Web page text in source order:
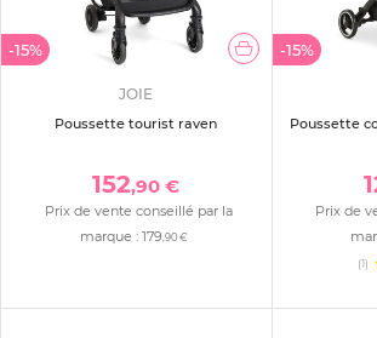
-15%
JOIE
Poussette tourist raven
152,90 €
Prix de vente conseillé par la
marque : 179 ,90 €
-15%
Poussette
Prix de
(1)